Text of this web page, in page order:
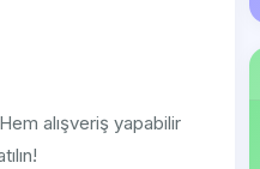
alışveriş yapabilir